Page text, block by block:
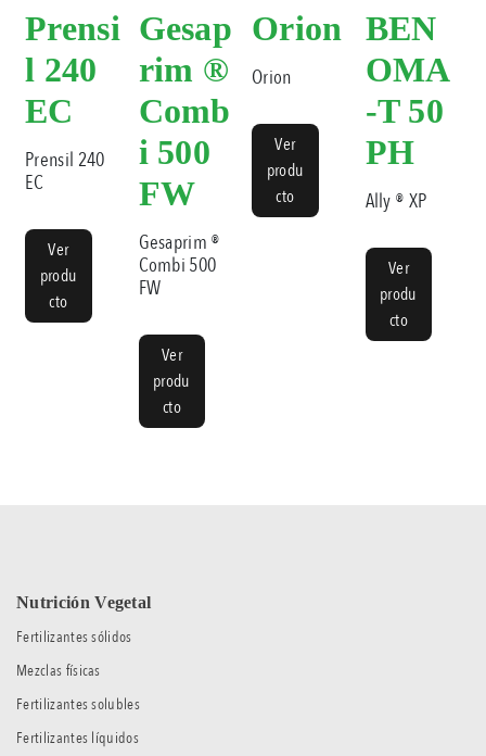
Prensi
l 240
EC
Prensil 240
EC
Ver
produ
cto
Gesap
rim ®
Comb
i 500
FW
Gesaprim ®
Combi 500
FW
Ver
produ
cto
Orion
Orion
Ver
produ
cto
BEN
OMA
-T 50
PH
Ally ® XP
Ver
produ
cto
Nutrición Vegetal
Fertilizantes sólidos
Mezclas físicas
Fertilizantes solubles
Fertilizantes líquidos